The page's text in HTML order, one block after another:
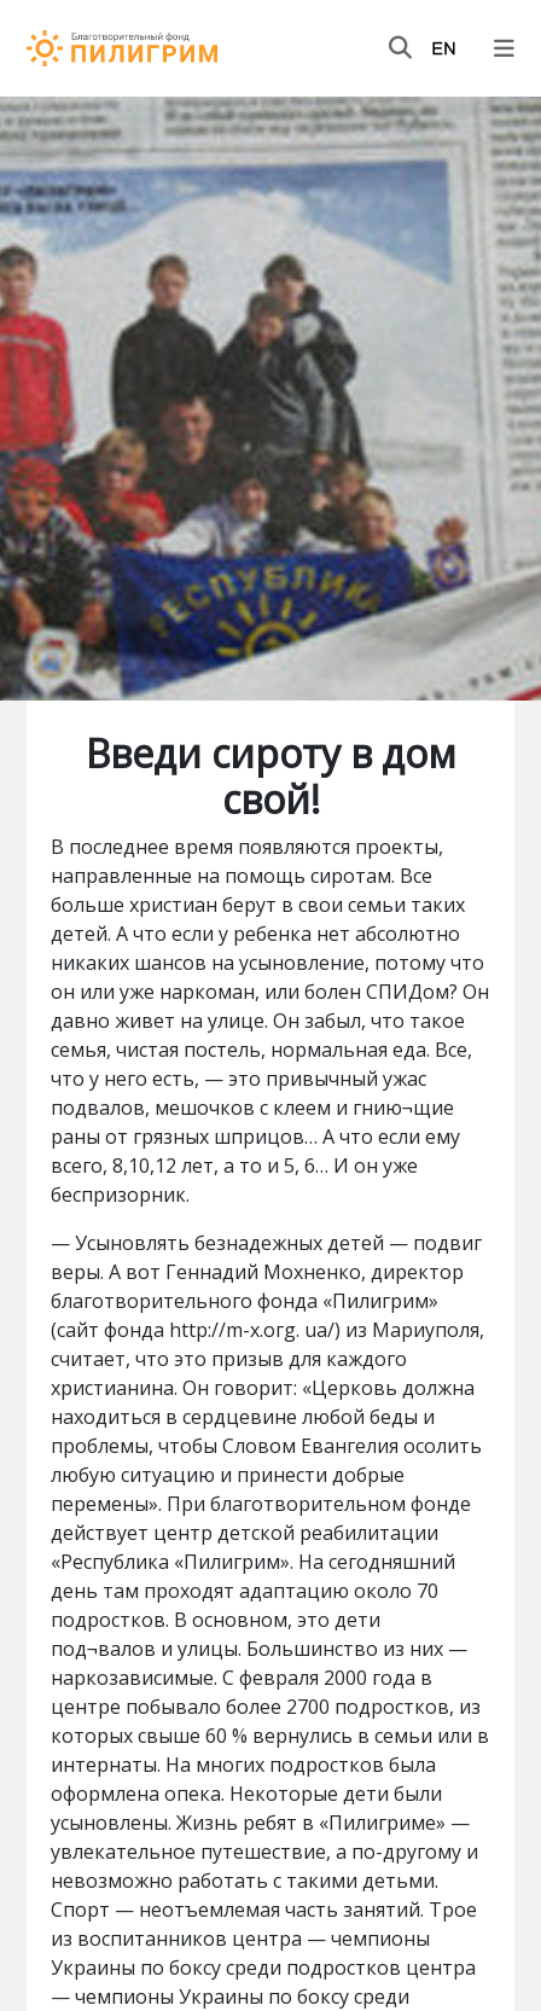
НОВОСТИ ВИДЕО КНИГИ О НАС
Введи сироту в дом
свой!
В последнее время появляются проекты,
направленные на помощь сиротам. Все
больше христиан берут в свои семьи таких
детей. А что если у ребенка нет абсолютно
никаких шансов на усыновление, потому что
он или уже наркоман, или болен СПИДом? Он
давно живет на улице. Он забыл, что такое
семья, чистая постель, нормальная еда. Все,
что у него есть, — это привычный ужас
подвалов, мешочков с клеем и гнию¬щие
раны от грязных шприцов… А что если ему
всего, 8,10,12 лет, а то и 5, 6… И он уже
беспризорник.
— Усыновлять безнадежных детей — подвиг
веры. А вот Геннадий Мохненко, директор
благотворительного фонда «Пилигрим»
(сайт фонда http://m-х.огg. uа/) из Мариуполя,
считает, что это призыв для каждого
христианина. Он говорит: «Церковь должна
находиться в сердцевине любой беды и
проблемы, чтобы Словом Евангелия осолить
любую ситуацию и принести добрые
перемены». При благотворительном фонде
действует центр детской реабилитации
«Республика «Пилигрим». На сегодняшний
день там проходят адаптацию около 70
подростков. В основном, это дети
под¬валов и улицы. Большинство из них —
наркозависимые. С февраля 2000 года в
центре побывало более 2700 подростков, из
которых свыше 60 % вернулись в семьи или в
интернаты. На многих подростков была
оформлена опека. Некоторые дети были
усыновлены. Жизнь ребят в «Пилигриме» —
увлекательное путешествие, а по-другому и
невозможно работать с такими детьми.
Спорт — неотъемлемая часть занятий. Трое
из воспитанников центра — чемпионы
Украины по боксу среди подростков центра
— чемпионы Украины по боксу среди